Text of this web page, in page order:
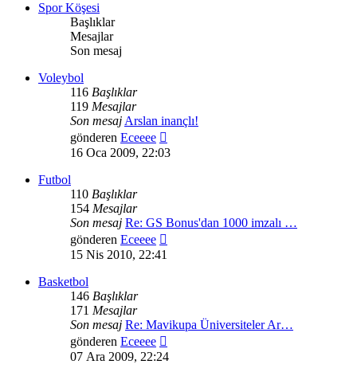
Spor Köşesi
Başlıklar
Mesajlar
Son mesaj
Voleybol
116 Başlıklar
119 Mesajlar
Son mesajArslan inançlı!
gönderen Eceeee
mesajı
16 Oca 2009, 22:03
Futbol
110 Başlıklar
154 Mesajlar
Son mesaj Re: GS Bonus'dan 1000 imzalı …
gönderen Eceeee
15 Nis 2010, 22:41
Basketbol
146 Başlıklar
171 Mesajlar
Son mesaj Re: Mavikupa Üniversiteler Ar…
gönderen Eceeee
mesajı
07 Ara 2009, 22:24